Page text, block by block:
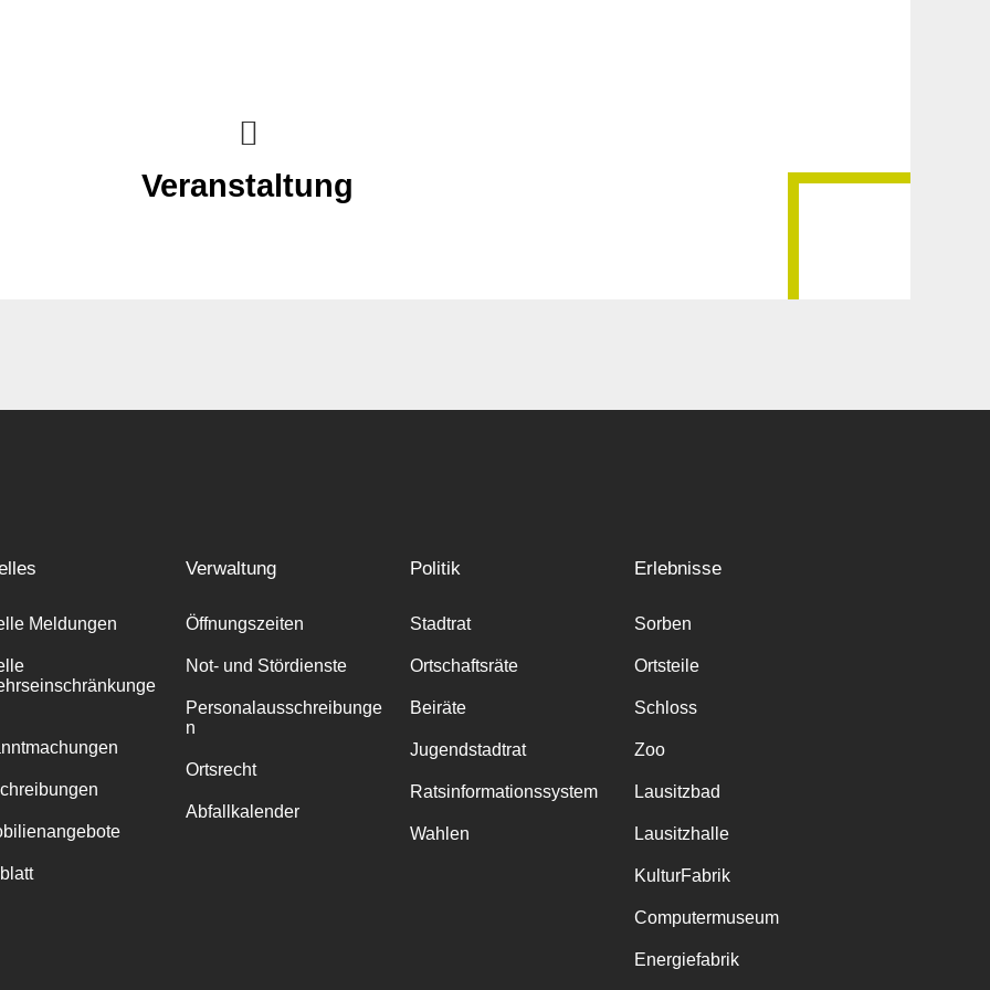
Veranstaltung
Meldungen
Verwaltung
Öffnungszeiten
Not- und Stördienste
Personalausschreibunge
n
Ortsrecht
Abfallkalender
Politik
Stadtrat
Ortschaftsräte
Beiräte
Jugendstadtrat
Ratsinformationssystem
Wahlen
Erlebnisse
Sorben
Ortsteile
Schloss
Zoo
Lausitzbad
Lausitzhalle
KulturFabrik
Computermuseum
Energiefabrik